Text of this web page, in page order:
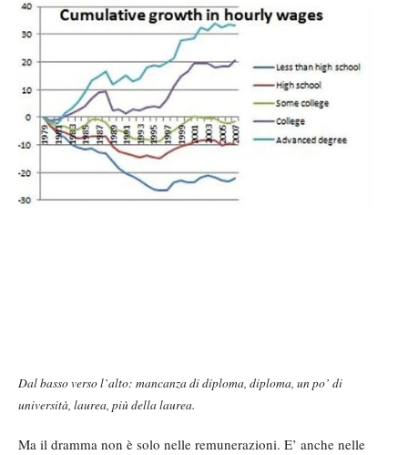
Dal basso verso l’alto: mancanza di diploma, diploma, un po’ di
università, laurea, più della laurea.
Ma il dramma non è solo nelle remunerazioni. E’ anche nelle